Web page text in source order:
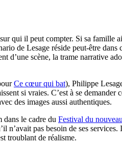
qui il peut compter. Si sa famille
de Lesage réside peut-être
d’une scène, la trame narrative
Ce cœur qui bat), Philippe
si vraies. C’est à se
des images aussi authentiques.
le cadre du Festival du
n’avait pas besoin de ses
troublant de réalisme.